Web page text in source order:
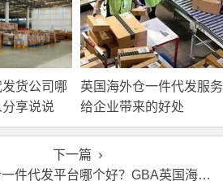
货公司哪
享说说
英国海外仓一件代发服务
给企业带来的好处
下一篇
代发平台哪个好？GBA英国海外仓怎么样?